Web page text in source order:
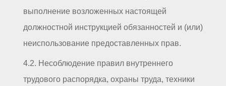
выполнение возложенных настоящей
должностной инструкцией обязанностей и (или)
неиспользование предоставленных прав.
4.2. Несоблюдение правил внутреннего
трудового распорядка, охраны труда, техники